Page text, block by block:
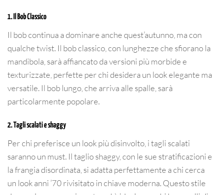
1. Il Bob Classico
Il bob continua a dominare anche quest’autunno, ma con
qualche twist. Il bob classico, con lunghezze che sfiorano la
mandibola, sarà affiancato da versioni più morbide e
texturizzate, perfette per chi desidera un look elegante ma
versatile. Il bob lungo, che arriva alle spalle, sarà
particolarmente popolare.
2. Tagli scalati e shaggy
Per chi preferisce un look più disinvolto, i tagli scalati
saranno un must. Il taglio shaggy, con le sue stratificazioni e
la frangia disordinata, si adatta perfettamente a chi cerca
un look anni ’70 rivisitato in chiave moderna. Questo stile